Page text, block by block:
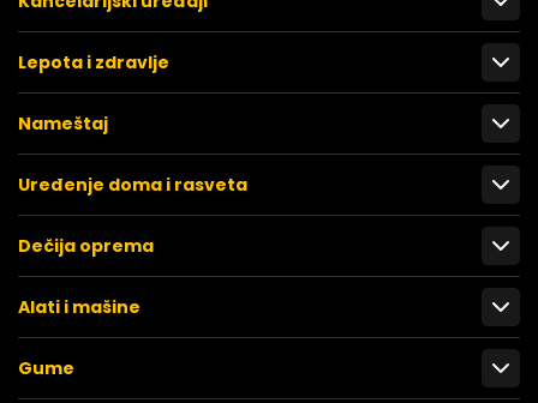
Lepota i zdravlje
Nameštaj
Uređenje doma i rasveta
Dečija oprema
Alati i mašine
Gume